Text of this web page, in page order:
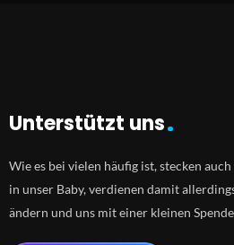
Unterstützt uns
Wie es bei vielen häufig ist, stecken
in unser Baby, verdienen damit
ändern und uns mit einer kleinen